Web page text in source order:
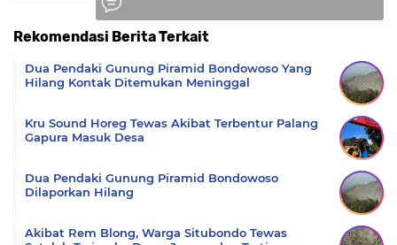
Rekomendasi Berita Terkait
Dua Pendaki Gunung Piramid Bondowoso Yang
Hilang Kontak Ditemukan Meninggal
Kru Sound Horeg Tewas Akibat Terbentur Palang
Gapura Masuk Desa
Dua Pendaki Gunung Piramid Bondowoso
Dilaporkan Hilang
Akibat Rem Blong, Warga Situbondo Tewas